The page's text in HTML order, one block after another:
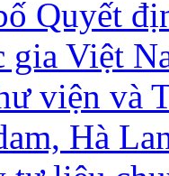
Quyết
gia Việt
viện và
Hà